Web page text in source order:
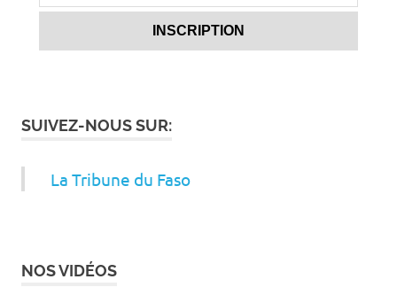
SUIVEZ-NOUS SUR:
La Tribune du Faso
NOS VIDÉOS